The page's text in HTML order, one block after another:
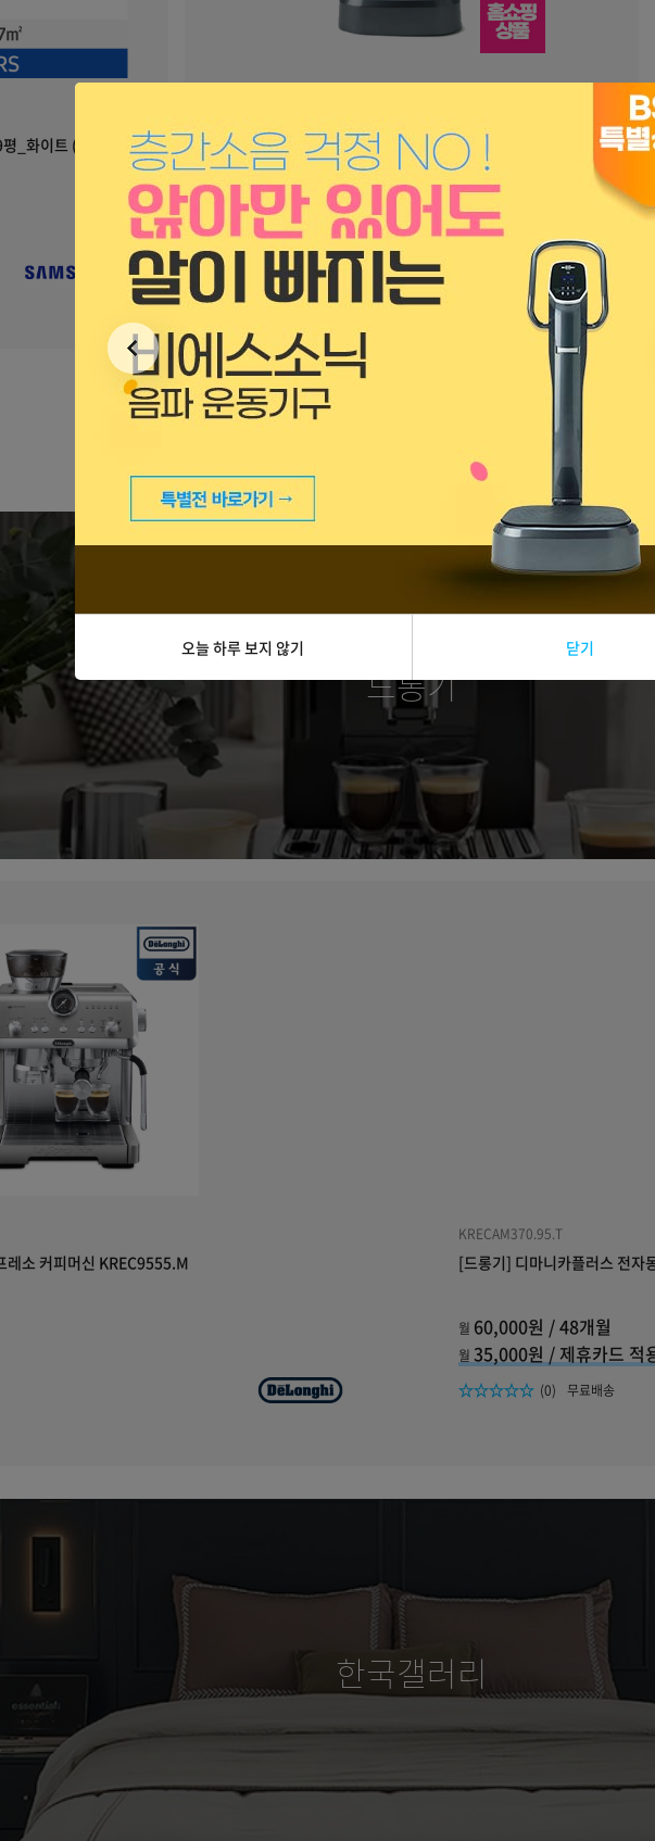
_화이트 (베이지)
[비에스소닉] 음파 토탈 바디케어기 전신 진동 운동기구
49,900원 / 48개월
월24,900원 / 제휴카드 적용
무료배송
드롱기
레소 커피머신 KREC9555.M
KRECAM370.95.T
[드롱기] 디마니카플러스 전
월 60,000원 / 48개월
월 35,000원 / 제휴카드 적
(0) 무료배송
한국갤러리
오늘 하루 보지 않기 닫기